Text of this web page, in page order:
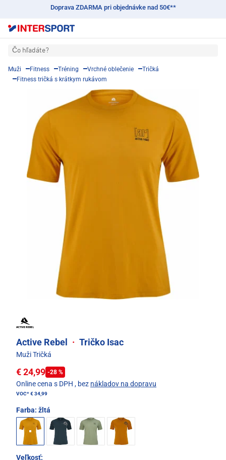
Doprava ZDARMA pri objednávke nad 50€**
Čo hľadáte?
Muži Fitness Tréning Vrchné oblečenie
Tričká
Fitness tričká s krátkym rukávom
Active Rebel · Tričko Isac
Muži Tričká
€ 24,99 -28 %
Online cena s DPH , bez nákladov na dopravu
VOC*€ 34,99
Farba: žltá
Veľkosť: